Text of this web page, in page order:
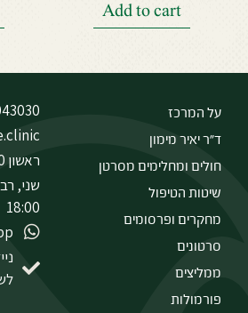
Add to cart
על המרכז
ד״ר יאיר מימון
חולים ומחלימים מסרטן
שיטות הטיפול
מחקרים ופרסומים
סרטונים
ממליצים
פורמולות
ראשון 10:00-13:00
18:00